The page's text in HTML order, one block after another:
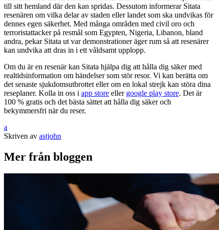
till sitt hemland där den kan spridas. Dessutom informerar Sitata
resenären om vilka delar av staden eller landet som ska undvikas för
dennes egen säkerhet. Med många områden med civil oro och
terroristattacker på resmål som Egypten, Nigeria, Libanon, bland
andra, pekar Sitata ut var demonstrationer äger rum så att resenärer
kan undvika att dras in i ett våldsamt upplopp.
Om du är en resenär kan Sitata hjälpa dig att hålla dig säker med
realtidsinformation om händelser som stör resor. Vi kan berätta om
det senaste sjukdomsutbrottet eller om en lokal strejk kan störa dina
reseplaner. Kolla in oss i app store eller google play store. Det är
100 % gratis och det bästa sättet att hålla dig säker och
bekymmersfri när du reser.
a
Skriven av astjohn
Mer från bloggen